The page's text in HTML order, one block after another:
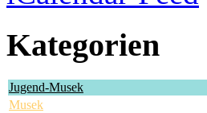
Kategorien
Jugend-Musek
Musek